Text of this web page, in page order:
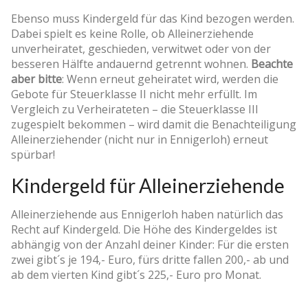
Ebenso muss Kindergeld für das Kind bezogen werden.
Dabei spielt es keine Rolle, ob Alleinerziehende
unverheiratet, geschieden, verwitwet oder von der
besseren Hälfte andauernd getrennt wohnen. Beachte
aber bitte: Wenn erneut geheiratet wird, werden die
Gebote für Steuerklasse II nicht mehr erfüllt. Im
Vergleich zu Verheirateten – die Steuerklasse III
zugespielt bekommen – wird damit die Benachteiligung
Alleinerziehender (nicht nur in Ennigerloh) erneut
spürbar!
Kindergeld für Alleinerziehende
Alleinerziehende aus Ennigerloh haben natürlich das
Recht auf Kindergeld. Die Höhe des Kindergeldes ist
abhängig von der Anzahl deiner Kinder: Für die ersten
zwei gibt´s je 194,- Euro, fürs dritte fallen 200,- ab und
ab dem vierten Kind gibt´s 225,- Euro pro Monat.